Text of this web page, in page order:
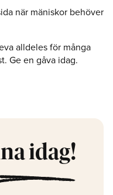
när mäniskor behöver
alldeles för många
Ge en gåva idag.
idag!